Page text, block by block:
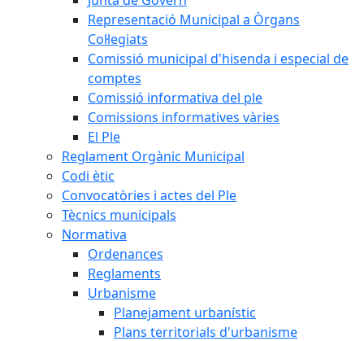
Representació Municipal a Òrgans
Col·legiats
Comissió municipal d'hisenda i especial de
comptes
Comissió informativa del ple
Comissions informatives vàries
El Ple
Reglament Orgànic Municipal
Codi ètic
Convocatòries i actes del Ple
Tècnics municipals
Normativa
Ordenances
Reglaments
Urbanisme
Planejament urbanístic
Plans territorials d'urbanisme